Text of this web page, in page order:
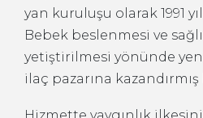
yan kuruluşu olarak 1991
Bebek beslenmesi ve
yetiştirilmesi yönünde
ilaç pazarına